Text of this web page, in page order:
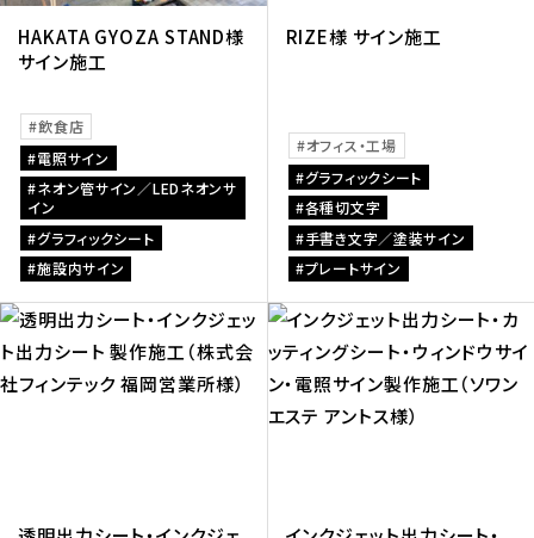
HAKATA GYOZA STAND様
サイン施工
飲食店
電照サイン
ネオン管サイン／LEDネオンサ
イン
グラフィックシート
施設内サイン
RIZE様 サイン施工
オフィス・工場
グラフィックシート
各種切文字
手書き文字／塗装サイン
プレートサイン